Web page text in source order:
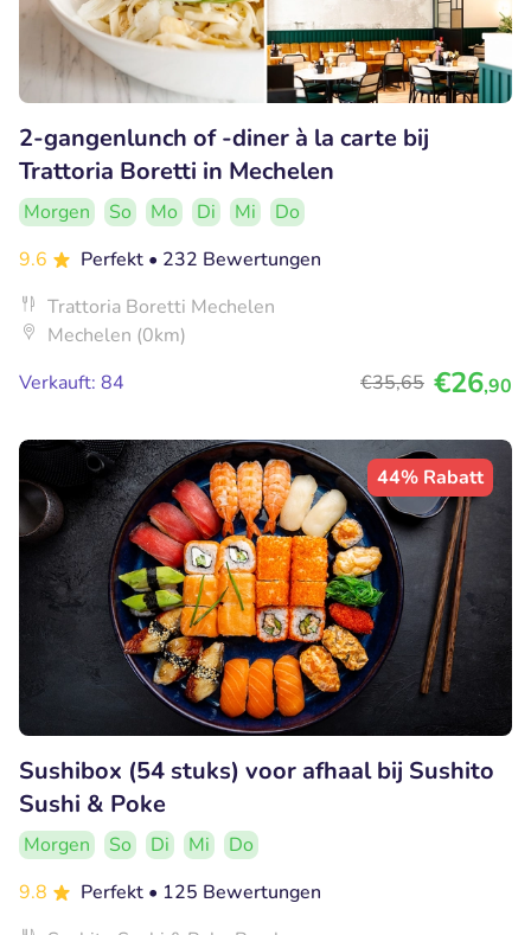
2-gangenlunch of -diner à la carte bij
Trattoria Boretti in Mechelen
Morgen So Mo Di Mi
Do
9.6
Perfekt • 232 Bewertungen
Trattoria Boretti Mechelen
Mechelen (0km)
Verkauft: 84
€35,65 €26,90
44% Rabatt
Sushibox (54 stuks) voor afhaal bij Sushito
Sushi & Poke
Morgen So Di Mi
Do
9.8
Perfekt • 125 Bewertungen